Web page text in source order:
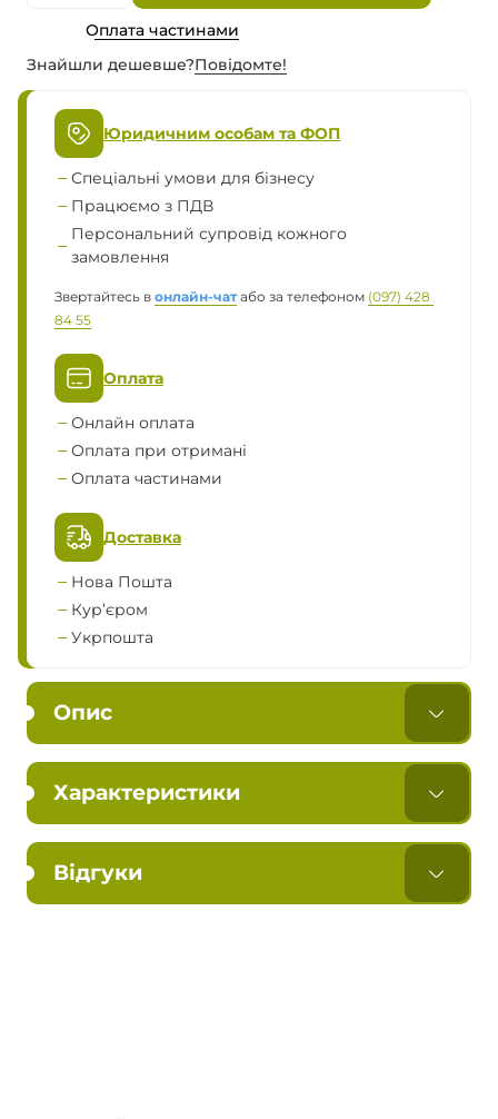
Оплата частинами
Знайшли дешевше?Повiдомте!
Юридичним особам та ФОП
Спеціальні умови для бізнесу
Працюємо з ПДВ
Персональний супровід кожного
замовлення
Звертайтесь в онлайн-чат або за телефоном (097) 428
84 55
Оплата
Онлайн оплата
Оплата при отримані
Оплата частинами
Доставка
Нова Пошта
Кур’єром
Укрпошта
Опис
Характеристики
Відгуки